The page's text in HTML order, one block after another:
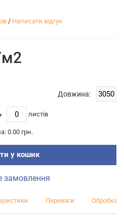
/ Написати відгук
м2
Довжина:
листiв
0.00 грн.
у кошик
замовлення
Переваги Обробка